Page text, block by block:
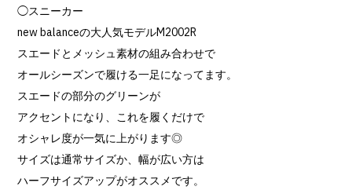
◯スニーカー
new balanceの大人気モデルM2002R
スエードとメッシュ素材の組み合わせで
オールシーズンで履ける一足になってます。
スエードの部分のグリーンが
アクセントになり、これを履くだけで
オシャレ度が一気に上がります◎
サイズは通常サイズか、幅が広い方は
ハーフサイズアップがオススメです。